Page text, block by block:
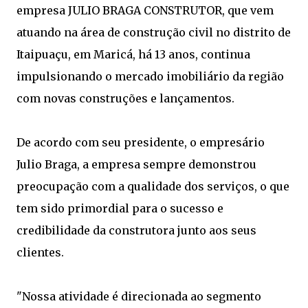
empresa JULIO BRAGA CONSTRUTOR, que vem
atuando na área de construção civil no distrito de
Itaipuaçu, em Maricá, há 13 anos, continua
impulsionando o mercado imobiliário da região
com novas construções e lançamentos.
De acordo com seu presidente, o empresário
Julio Braga, a empresa sempre demonstrou
preocupação com a qualidade dos serviços, o que
tem sido primordial para o sucesso e
credibilidade da construtora junto aos seus
clientes.
"Nossa atividade é direcionada ao segmento